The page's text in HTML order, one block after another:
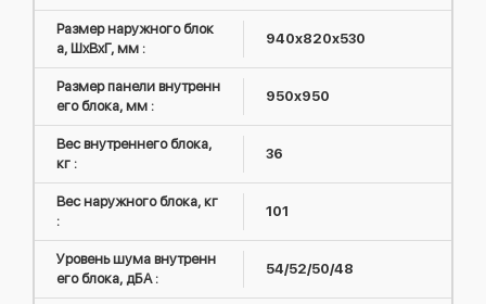
Размер наружного блок
а, ШxВxГ, мм :
940x820x530
Размер панели внутренн
его блока, мм :
950x950
Вес внутреннего блока,
кг :
36
Вес наружного блока, кг
:
101
Уровень шума внутренн
его блока, дБА :
54/52/50/48